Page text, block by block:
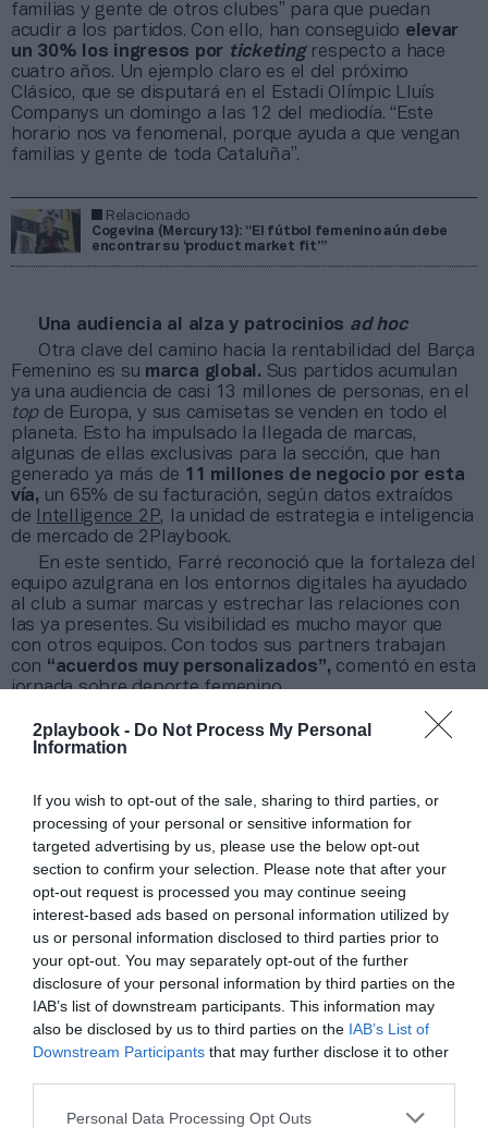
2playbook - Do Not Process My Personal
Information
If you wish to opt-out of the sale, sharing to third parties, or
processing of your personal or sensitive information for
targeted advertising by us, please use the below opt-out
section to confirm your selection. Please note that after your
opt-out request is processed you may continue seeing
interest-based ads based on personal information utilized by
us or personal information disclosed to third parties prior to
your opt-out. You may separately opt-out of the further
disclosure of your personal information by third parties on the
IAB’s list of downstream participants. This information may
also be disclosed by us to third parties on the IAB’s List of
Downstream Participants that may further disclose it to other
Personal Data Processing Opt Outs
familias y gente de otros clubes” para que puedan
acudir a los partidos. Con ello, han conseguido elevar
un 30% los ingresos por ticketing respecto a hace
cuatro años. Un ejemplo claro es el del próximo
Clásico, que se disputará en el Estadi Olímpic Lluís
Companys un domingo a las 12 del mediodía. “Este
horario nos va fenomenal, porque ayuda a que vengan
familias y gente de toda Cataluña”.
Relacionado
Cogevina (Mercury13): “El fútbol femenino aún debe
encontrar su ‘product market fit’”
Una audiencia al alza y patrocinios ad hoc
Otra clave del camino hacia la rentabilidad del Barça
Femenino es su marca global. Sus partidos acumulan
ya una audiencia de casi 13 millones de personas, en el
top de Europa, y sus camisetas se venden en todo el
planeta. Esto ha impulsado la llegada de marcas,
algunas de ellas exclusivas para la sección, que han
generado ya más de 11 millones de negocio por esta
vía, un 65% de su facturación, según datos extraídos
de
Intelligence 2P, la unidad de estrategia e inteligencia
de mercado de 2Playbook.
En este sentido, Farré reconoció que la fortaleza del
equipo azulgrana en los entornos digitales ha ayudado
al club a sumar marcas y estrechar las relaciones con
las ya presentes. Su visibilidad es mucho mayor que
con otros equipos. Con todos sus partners trabajan
con “acuerdos muy personalizados”, comentó en esta
jornada sobre deporte femenino.
Relacionado
Un ejemplo de ello es la activación que realizó con
Vueling, patrocinador exclusivo del Barça Femenino.
Como parte del acuerdo, cuenta conun avión propio
viniladocon las caras de varias jugadoras y el
lemaDream, Play, Fly.
El diseño se inspira enlas trayectoriasde las
futbolistas; cómo soñaban jugar de pequeñas; cómo, a
través del esfuerzo y la perseverancia, pudieron
cumplir su sueño y jugar a nivel profesional; y cómo,
ahora, vuelan alto convirtiéndose en referentes para las
fútbol femenino es lacompetencia. Tanto a nivel